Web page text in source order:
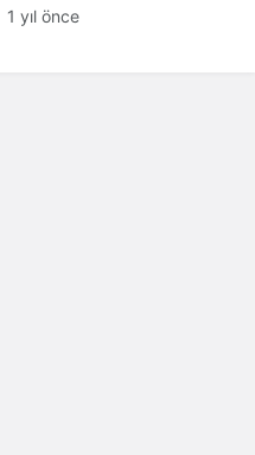
Uzmanlardan ailelere
1 yıl önce